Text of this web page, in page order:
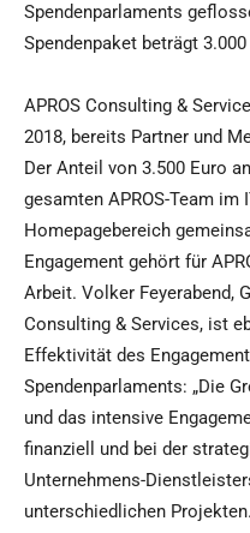
Spendenparlaments
Spendenpaket beträgt 3.000
APROS Consulting &
2018, bereits Partner und
Der Anteil von 3.500 Euro
gesamten APROS-Team im
Homepagebereich
Engagement gehört für
Arbeit. Volker Feyerabend,
Consulting & Services, ist
Effektivität des
Spendenparlaments: „Die
und das intensive
finanziell und bei der
Unternehmens-
unterschiedlichen